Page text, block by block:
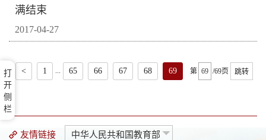
榆林
延安
汉中
安康
商洛
服务
打
开
侧
栏
满结束
2017-04-27
< 1 65 66 67 68 69 第 /69页 跳转
友情链接 中华人民共和国教育部